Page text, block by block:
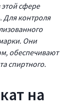
сфере
Для контроля
Они
обеспечивают
спиртного.
на